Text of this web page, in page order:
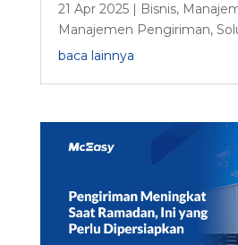
21 Apr 2025| Bisnis,
Manajemen Pengiriman,
baca lainnya